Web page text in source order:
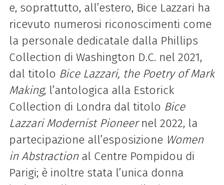
e, soprattutto, all’estero, Bice Lazzari ha
ricevuto numerosi riconoscimenti come
la personale dedicatale dalla Phillips
Collection di Washington D.C. nel 2021,
dal titolo Bice Lazzari, the Poetry of Mark
Making, l’antologica alla Estorick
Collection di Londra dal titolo Bice
Lazzari Modernist Pioneernel 2022, la
partecipazione all’esposizione Women
in Abstractional Centre Pompidou di
Parigi; è inoltre stata l’unica donna